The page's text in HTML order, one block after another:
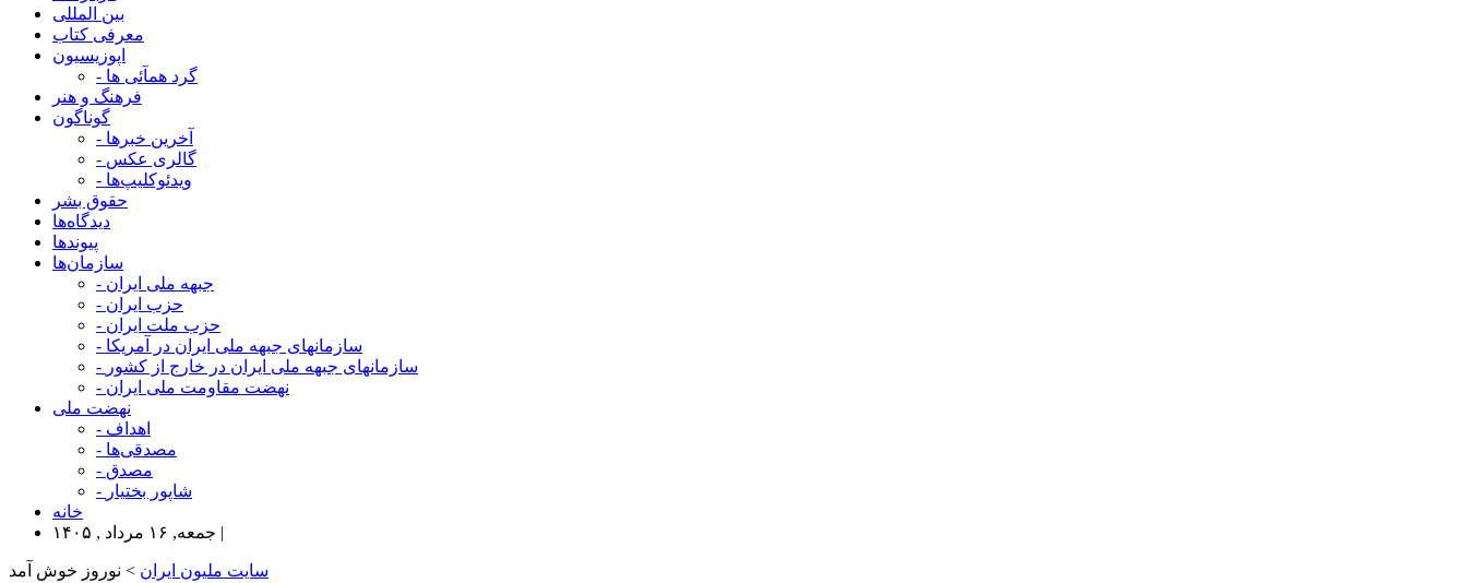
بین المللی
معرفی کتاب
اپوزیسیون
- گرد همآئی ها
فرهنگ و هنر
گوناگون
- آخرین خبرها
- گالری عکس
- ویدئوکلیپ‌ها
حقوق بشر
دیدگاه‌ها
پیوندها
سازمان‌ها
- جبهه ملی ایران
- حزب ایران
- حزب ملت ایران
- سازمانهای جبهه ملی ایران در آمریکا
- سازمانهای جبهه ملی ایران در خارج از کشور
- نهضت مقاومت ملی ایران
نهضت ملی
- اهداف
- مصدقی‌ها
- مصدق
- شاپور بختیار
خانه
جمعه, ۱۶ مرداد , ۱۴۰۵ |
سایت ملیون ایران > نوروز خوش آمد